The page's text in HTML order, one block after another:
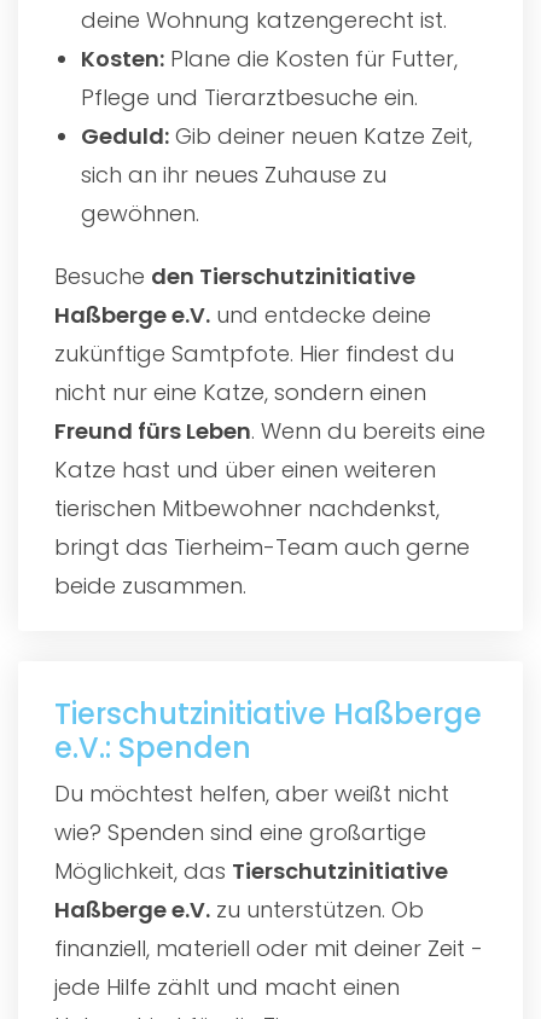
deine Wohnung katzengerecht ist.
Kosten: Plane die Kosten für Futter,
Pflege und Tierarztbesuche ein.
Geduld: Gib deiner neuen Katze Zeit,
sich an ihr neues Zuhause zu
gewöhnen.
Besuche den Tierschutzinitiative
Haßberge e.V. und entdecke deine
zukünftige Samtpfote. Hier findest du
nicht nur eine Katze, sondern einen
Freund fürs Leben. Wenn du bereits eine
Katze hast und über einen weiteren
tierischen Mitbewohner nachdenkst,
bringt das Tierheim-Team auch gerne
beide zusammen.
Tierschutzinitiative Haßberge
e.V.: Spenden
Du möchtest helfen, aber weißt nicht
wie? Spenden sind eine großartige
Möglichkeit, das Tierschutzinitiative
Haßberge e.V. zu unterstützen. Ob
finanziell, materiell oder mit deiner Zeit -
jede Hilfe zählt und macht einen